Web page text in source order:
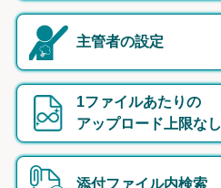
主管者の設定
1ファイルあたりの
アップロード上限なし
添付ファイル内検索